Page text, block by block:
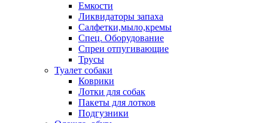
Емкости
Ликвидаторы запаха
Салфетки,мыло,кремы
Спец. Оборудование
Спреи отпугивающие
Трусы
Туалет собаки
Коврики
Лотки для собак
Пакеты для лотков
Подгузники